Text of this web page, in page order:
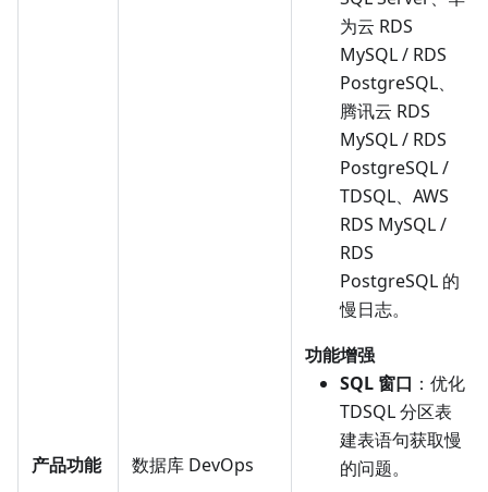
产品功能 数据库 DevOps
为云 RDS
MySQL / RDS
PostgreSQL、
腾讯云 RDS
MySQL / RDS
PostgreSQL /
TDSQL、AWS
RDS MySQL /
RDS
PostgreSQL 的
慢日志。
功能增强
SQL 窗口 ：优化
TDSQL 分区表
建表语句获取慢
的问题。